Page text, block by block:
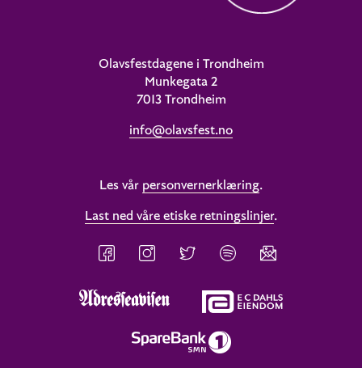
Olavsfestdagene i Trondheim
Munkegata 2
7013 Trondheim
info@olavsfest.no
Les vår personvernerklæring.
Last ned våre etiske retningslinjer.